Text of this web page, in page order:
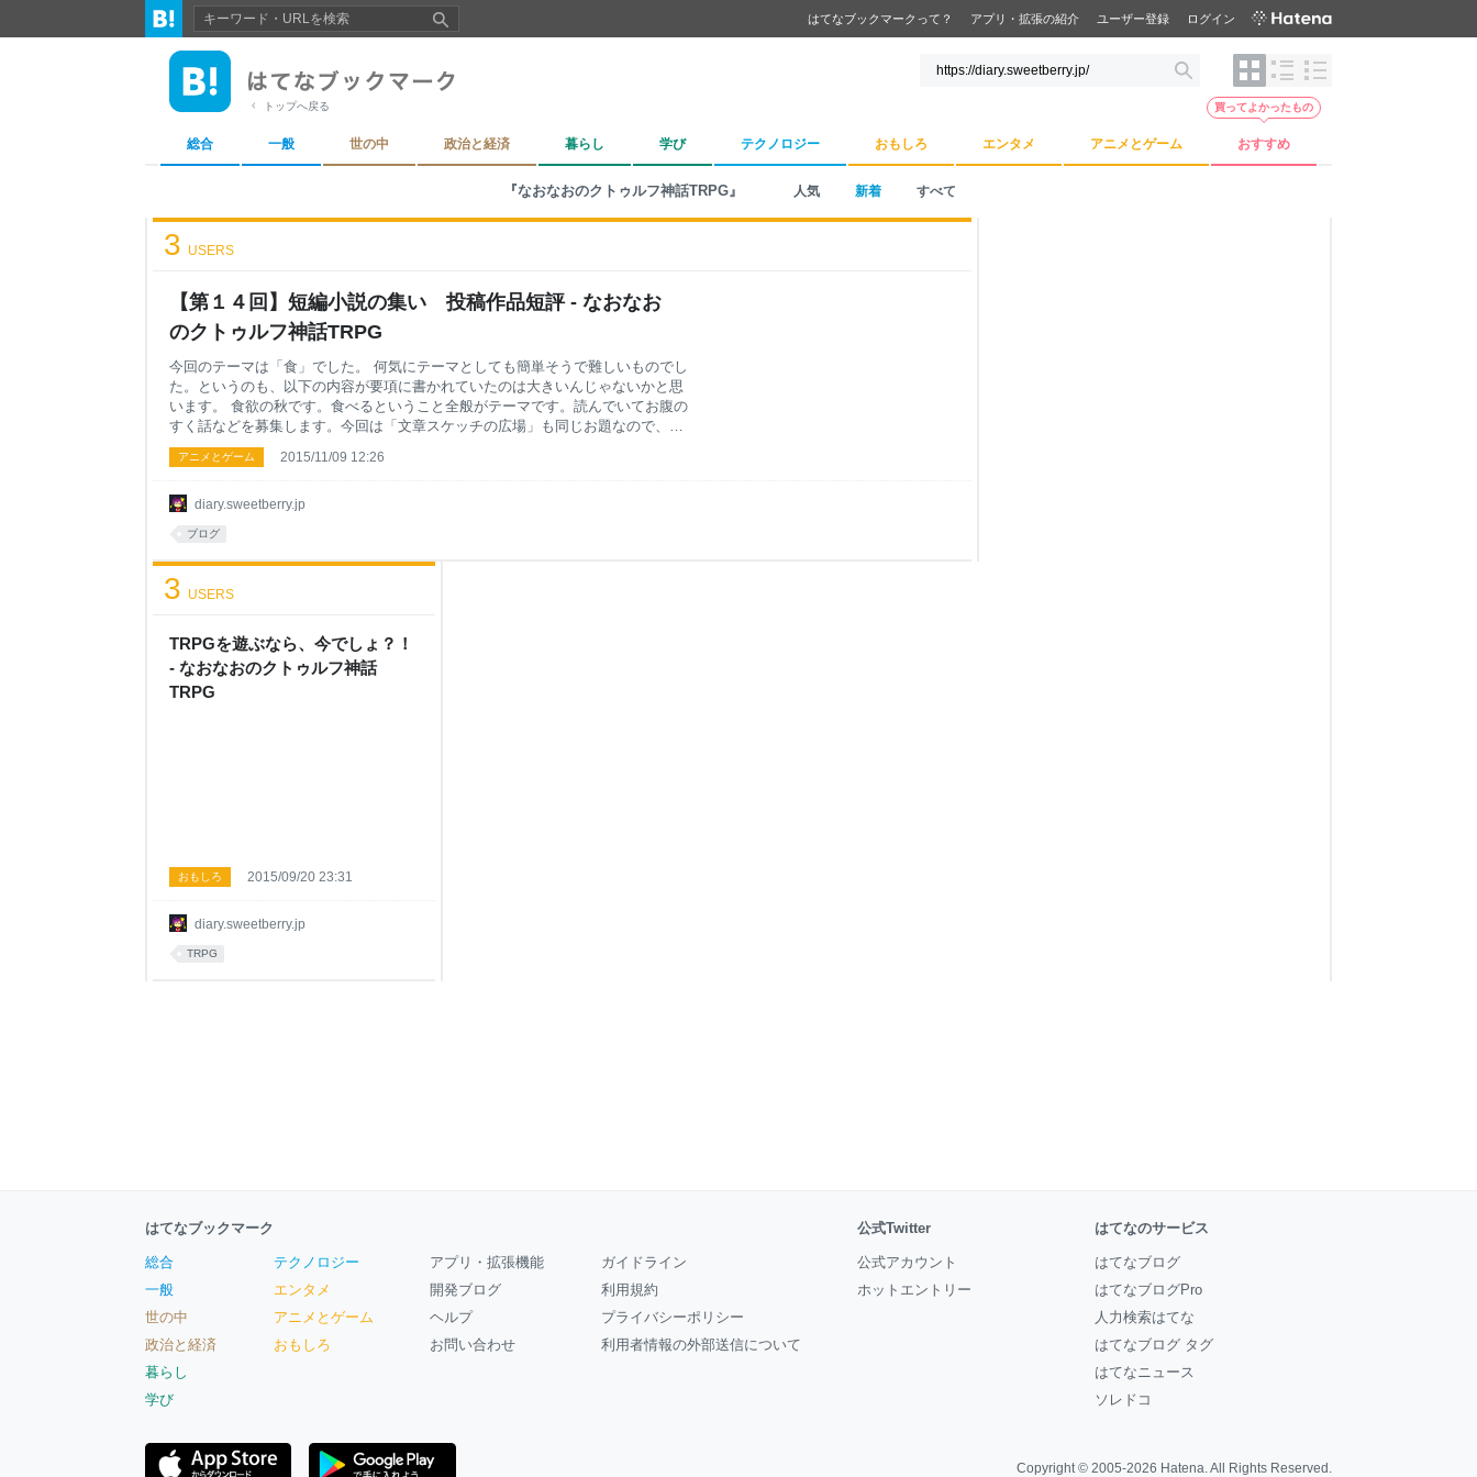
はてなブックマークって？ アプリ・拡張の紹介 ユーザー登録 ログイン
トップへ戻る
総合 一般 世の中 政治と経済 暮らし 学び テクノロジー おもしろ エンタメ アニメとゲーム おすすめ
買ってよかったもの
『なおなおのクトゥルフ神話TRPG』 人気 新着 すべて
【第１４回】短編小説の集い 投稿作品短評 - なおなお
のクトゥルフ神話TRPG
3 USERS
diary.sweetberry.jp
今回のテーマは「食」でした。 何気にテーマとしても簡単そうで難しいものでし
た。というのも、以下の内容が要項に書かれていたのは大きいんじゃないかと思
います。 食欲の秋です。食べるということ全般がテーマです。読んでいてお腹の
すく話などを募集します。今回は「文章スケッチの広場」も同じお題なので、グ
ルメ漫画のように「文章でおいしさを表現する」ということに挑戦してみてくだ
さい。 【第14回】短編小説の集いのお知らせと募集要項 - 短編小説の集い「のべ
さを表現する」」といった内容は簡単そうでいて難しいものでした。私も表現と
して1から組み立てるのは難しいと考えていたので、食べ物の味の表現は文字通
り過去に読んだグルメ漫画の記憶を頼りに組み立てていきました。 グルメ漫画は
好きなので、色々読んで表現方法などはだいたい知っていたりしますが
アニメとゲーム 2015/11/09 12:26
ブログ
TRPGを遊ぶなら、今でしょ？！
- なおなおのクトゥルフ神話
TRPG
3 USERS
diary.sweetberry.jp
おもしろ 2015/09/20 23:31
TRPG
はてなブックマーク
総合
一般
世の中
政治と経済
暮らし
学び
テクノロジー
エンタメ
アニメとゲーム
おもしろ
アプリ・拡張機能
開発ブログ
ヘルプ
お問い合わせ
ガイドライン
利用規約
プライバシーポリシー
利用者情報の外部送信について
公式Twitter
公式アカウント
ホットエントリー
はてなのサービス
はてなブログ
はてなブログPro
人力検索はてな
はてなブログ タグ
はてなニュース
ソレドコ
Copyright © 2005-2026 Hatena. All Rights Reserved.